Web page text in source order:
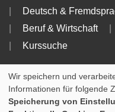
Deutsch &
Beruf & Wirtschaft
Kurssuche
Info
Impressum AGB
Wir speichern und
Informationen für folgende
Speicherung von